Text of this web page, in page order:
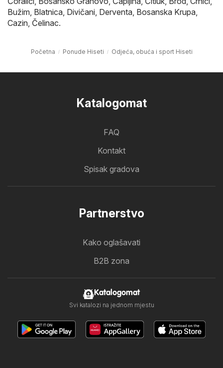
Bužim Blatnica Divičani Derventa Bosanska Krupa
Cazin Čelinac.
Početna Ponude Hiseti Odjeća, obuća i sport Hiseti
Katalogomat
FAQ
Kontakt
Spisak gradova
Partnerstvo
Kako oglašavati
B2B zona
Katalogomat
Svi katalozi na jednom mjestu